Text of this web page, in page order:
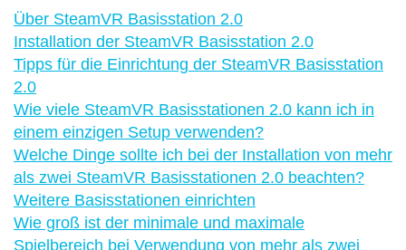
Über SteamVR Basisstation 2.0
Installation der SteamVR Basisstation 2.0
Tipps für die Einrichtung der SteamVR Basisstation
2.0
Wie viele SteamVR Basisstationen 2.0 kann ich in
einem einzigen Setup verwenden?
Welche Dinge sollte ich bei der Installation von mehr
als zwei SteamVR Basisstationen 2.0 beachten?
Weitere Basisstationen einrichten
Wie groß ist der minimale und maximale
Spielbereich bei Verwendung von mehr als zwei